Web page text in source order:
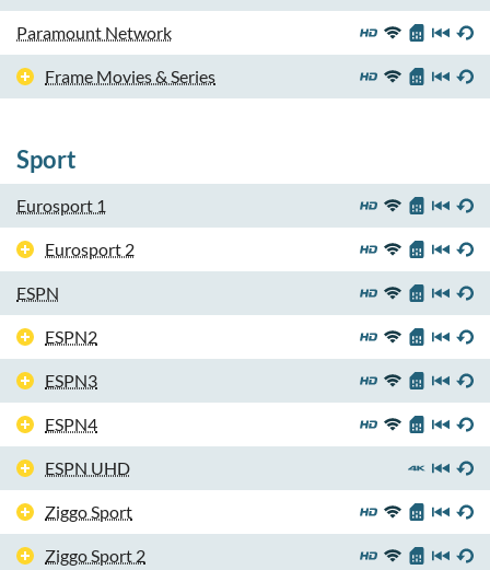
Paramount Network
Frame Movies & Series
Sport
Eurosport 1
Eurosport 2
ESPN
ESPN2
ESPN3
ESPN4
ESPN UHD
Ziggo Sport
Ziggo Sport 2